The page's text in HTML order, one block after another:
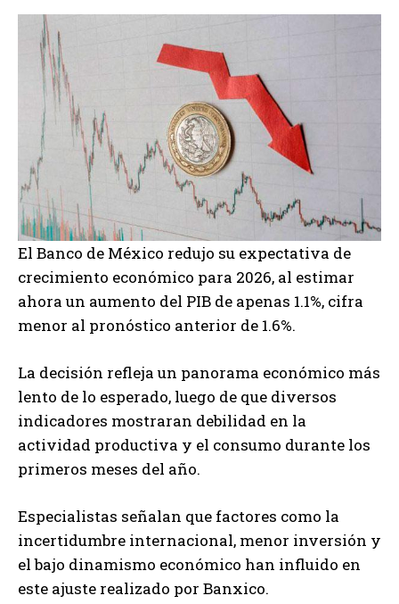
El Banco de México redujo su expectativa de
crecimiento económico para 2026, al estimar
ahora un aumento del PIB de apenas 1.1%, cifra
menor al pronóstico anterior de 1.6%.
La decisión refleja un panorama económico más
lento de lo esperado, luego de que diversos
indicadores mostraran debilidad en la
actividad productiva y el consumo durante los
primeros meses del año.
Especialistas señalan que factores como la
incertidumbre internacional, menor inversión y
el bajo dinamismo económico han influido en
este ajuste realizado por Banxico.